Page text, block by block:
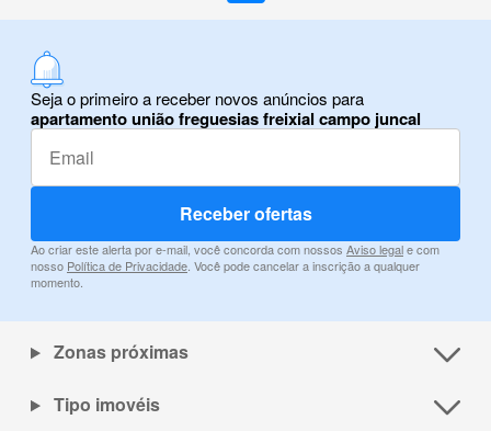
Seja o primeiro a receber novos anúncios para
apartamento união freguesias freixial campo juncal
Receber ofertas
Ao criar este alerta por e-mail, você concorda com nossos Aviso legale com
nosso Política de Privacidade. Você pode cancelar a inscrição a qualquer
momento.
Zonas próximas
Tipo imovéis